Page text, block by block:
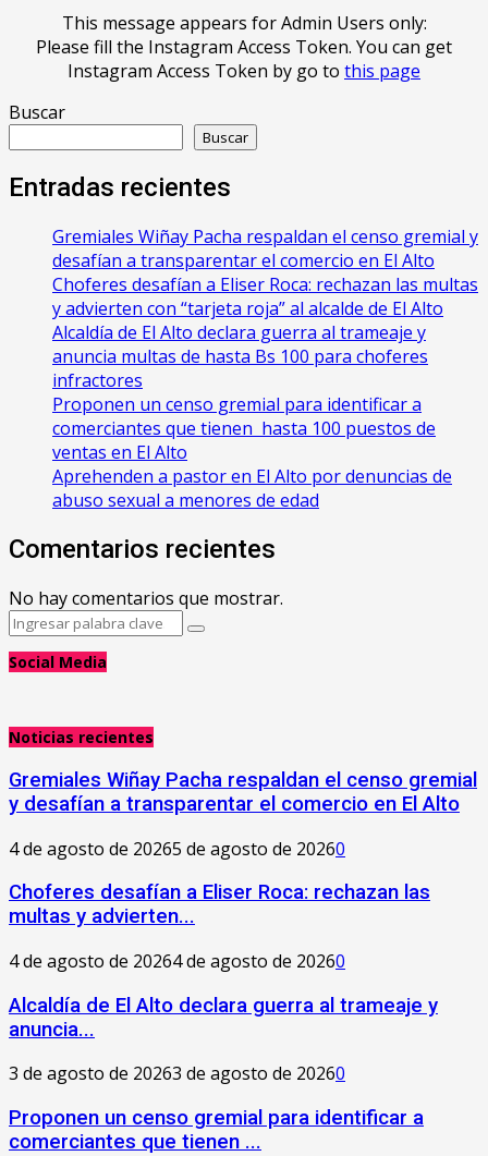
This message appears for Admin Users only:
Please fill the Instagram Access Token. You can get
Instagram Access Token by go to this page
Buscar
Buscar
Entradas recientes
Gremiales Wiñay Pacha respaldan el censo gremial y
desafían a transparentar el comercio en El Alto
Choferes desafían a Eliser Roca: rechazan las multas
y advierten con “tarjeta roja” al alcalde de El Alto
‎Alcaldía de El Alto declara guerra al trameaje y
anuncia multas de hasta Bs 100 para choferes
infractores
Proponen un censo gremial para identificar a
comerciantes que tienen hasta 100 puestos de
ventas en El Alto
Aprehenden a pastor en El Alto por denuncias de
abuso sexual a menores de edad
Comentarios recientes
No hay comentarios que mostrar.
Search
Search
Social Media
Noticias recientes
Gremiales Wiñay Pacha respaldan el censo gremial
y desafían a transparentar el comercio en El Alto
4 de agosto de 20265 de agosto de 20260
Choferes desafían a Eliser Roca: rechazan las
multas y advierten...
4 de agosto de 20264 de agosto de 20260
‎Alcaldía de El Alto declara guerra al trameaje y
anuncia...
3 de agosto de 20263 de agosto de 20260
Proponen un censo gremial para identificar a
comerciantes que tienen ...